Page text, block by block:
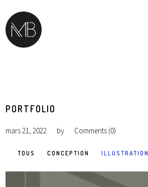
PORTFOLIO
mars 21, 2022 by Comments (0)
TOUS CONCEPTION ILLUSTRATION